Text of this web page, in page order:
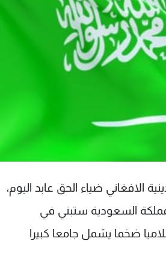
الافغاني ضياء الحق عابد اليوم،
السعودية ستبني في
ضخما يشمل جامعا كبيرا
فن
رياضة
وظائف
تواصل معنا
شروط الإسـتخدام